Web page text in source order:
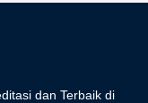
dan Terbaik di